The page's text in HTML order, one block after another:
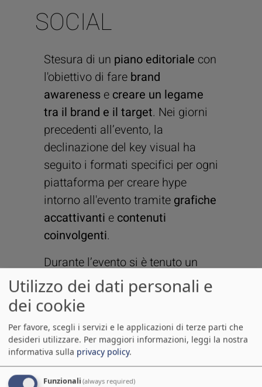
SOCIAL
Stesura di un piano editoriale con
l'obiettivo di fare brand
awarenesse creare un legame
tra il brand e il target. Nei giorni
precedenti all’evento, la
declinazione del key visual ha
seguito i formati specifici per ogni
piattaforma per creare hype
intorno all'evento tramite grafiche
accattivanti econtenuti
coinvolgenti.
Durante l’evento si è tenuto un
racconto in tempo realetramite
contenuti come: foto e video dei
vari espositori, video
testimonianze dei partecipanti,
contenuti a focus sostenibilità.
Inoltre il repost di contenuti creati
Utilizzo dei dati personali e
dei cookie
Per favore, scegli i servizi e le applicazioni di terze parti che
desideri utilizzare. Per maggiori informazioni, leggi la nostra
informativa sulla privacy policy.
Funzionali (always required)